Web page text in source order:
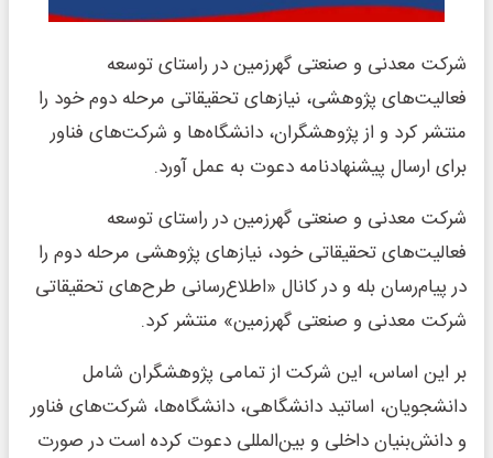
شرکت معدنی و صنعتی گهرزمین در راستای توسعه
فعالیت‌های پژوهشی، نیازهای تحقیقاتی مرحله دوم خود را
منتشر کرد و از پژوهشگران، دانشگاه‌ها و شرکت‌های فناور
برای ارسال پیشنهادنامه دعوت به عمل آورد.
شرکت معدنی و صنعتی گهرزمین در راستای توسعه
فعالیت‌های تحقیقاتی خود، نیازهای پژوهشی مرحله دوم را
در پیام‌رسان بله و در کانال «اطلاع‌رسانی طرح‌های تحقیقاتی
شرکت معدنی و صنعتی گهرزمین» منتشر کرد.
بر این اساس، این شرکت از تمامی پژوهشگران شامل
دانشجویان، اساتید دانشگاهی، دانشگاه‌ها، شرکت‌های فناور
و دانش‌بنیان داخلی و بین‌المللی دعوت کرده است در صورت